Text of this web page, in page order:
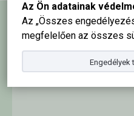
Az Ön adatainak
Az „Összes
megfelelően az összes
Engedélyek
Hírlevél